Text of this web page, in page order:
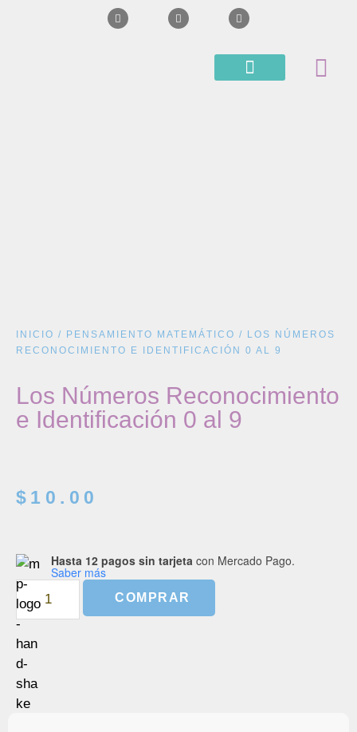
INICIO / PENSAMIENTO MATEMÁTICO / LOS NÚMEROS
RECONOCIMIENTO E IDENTIFICACIÓN 0 AL 9
Los Números Reconocimiento
e Identificación 0 al 9
$ 10.00
Hasta 12 pagos sin tarjeta con Mercado Pago.
Saber más
COMPRAR